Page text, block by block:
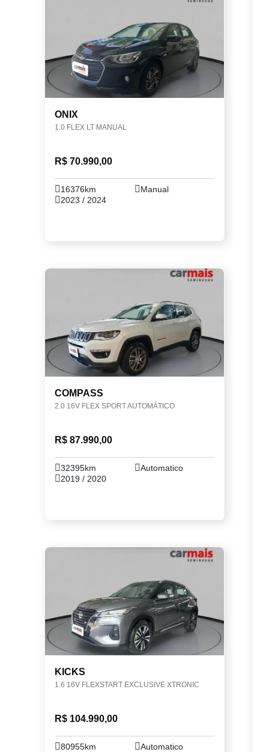
ONIX
1.0 FLEX LT MANUAL
R$ 70.990,00
16376km
Manual
2023 / 2024
COMPASS
2.0 16V FLEX SPORT AUTOMÁTICO
R$ 87.990,00
32395km
Automatico
2019 / 2020
KICKS
1.6 16V FLEXSTART EXCLUSIVE XTRONIC
R$ 104.990,00
80955km
Automatico